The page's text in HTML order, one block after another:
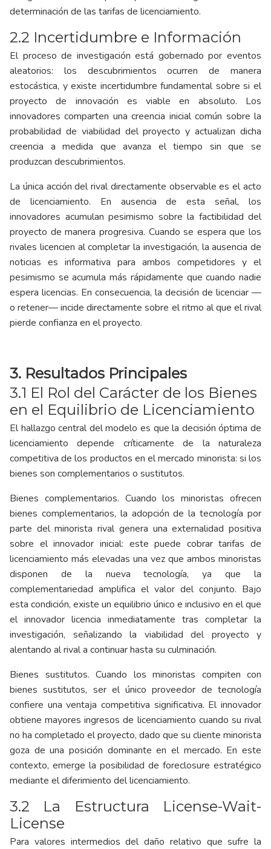
determinación de las tarifas de licenciamiento.
2.2 Incertidumbre e Información
El proceso de investigación está gobernado por eventos
aleatorios: los descubrimientos ocurren de manera
estocástica, y existe incertidumbre fundamental sobre si el
proyecto de innovación es viable en absoluto. Los
innovadores comparten una creencia inicial común sobre la
probabilidad de viabilidad del proyecto y actualizan dicha
creencia a medida que avanza el tiempo sin que se
produzcan descubrimientos.
La única acción del rival directamente observable es el acto
de licenciamiento. En ausencia de esta señal, los
innovadores acumulan pesimismo sobre la factibilidad del
proyecto de manera progresiva. Cuando se espera que los
rivales licencien al completar la investigación, la ausencia de
noticias es informativa para ambos competidores y el
pesimismo se acumula más rápidamente que cuando nadie
espera licencias. En consecuencia, la decisión de licenciar —
o retener— incide directamente sobre el ritmo al que el rival
pierde confianza en el proyecto.
3. Resultados Principales
3.1 El Rol del Carácter de los Bienes
en el Equilibrio de Licenciamiento
El hallazgo central del modelo es que la decisión óptima de
licenciamiento depende críticamente de la naturaleza
competitiva de los productos en el mercado minorista: si los
bienes son complementarios o sustitutos.
Bienes complementarios. Cuando los minoristas ofrecen
bienes complementarios, la adopción de la tecnología por
parte del minorista rival genera una externalidad positiva
sobre el innovador inicial: este puede cobrar tarifas de
licenciamiento más elevadas una vez que ambos minoristas
disponen de la nueva tecnología, ya que la
complementariedad amplifica el valor del conjunto. Bajo
esta condición, existe un equilibrio único e inclusivo en el que
el innovador licencia inmediatamente tras completar la
investigación, señalizando la viabilidad del proyecto y
alentando al rival a continuar hasta su culminación.
Bienes sustitutos. Cuando los minoristas compiten con
bienes sustitutos, ser el único proveedor de tecnología
confiere una ventaja competitiva significativa. El innovador
obtiene mayores ingresos de licenciamiento cuando su rival
no ha completado el proyecto, dado que su cliente minorista
goza de una posición dominante en el mercado. En este
contexto, emerge la posibilidad de foreclosure estratégico
mediante el diferimiento del licenciamiento.
3.2 La Estructura License-Wait-
License
Para valores intermedios del daño relativo que sufre la